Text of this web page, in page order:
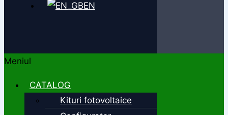
EN
Meniul
CATALOG
Kituri fotovoltaice